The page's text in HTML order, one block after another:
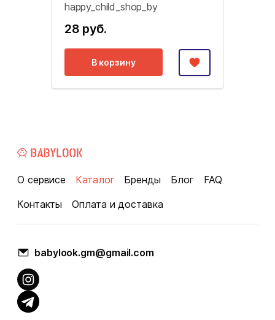
happy_child_shop_by
28 руб.
В корзину
О сервисе Каталог Бренды Блог
FAQ
Контакты
Оплата и доставка
babylook.gm@gmail.com